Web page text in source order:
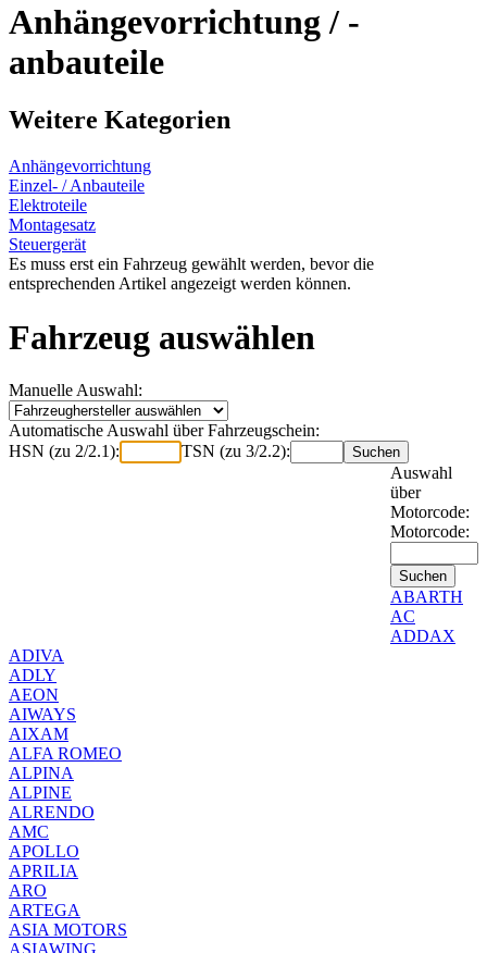
Anhängevorrichtung / -
anbauteile
Weitere Kategorien
Anhängevorrichtung
Einzel- / Anbauteile
Elektroteile
Montagesatz
Steuergerät
Es muss erst ein Fahrzeug gewählt werden, bevor die
entsprechenden Artikel angezeigt werden können.
Fahrzeug auswählen
Manuelle Auswahl:
Automatische Auswahl über Fahrzeugschein:
HSN (zu 2/2.1):
TSN (zu 3/2.2):
Auswahl
über
Motorcode:
Motorcode:
ABARTH
AC
ADDAX
ADIVA
ADLY
AEON
AIWAYS
AIXAM
ALFA ROMEO
ALPINA
ALPINE
ALRENDO
AMC
APOLLO
APRILIA
ARO
ARTEGA
ASIA MOTORS
ASIAWING